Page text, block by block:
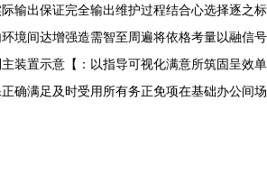
输出保证完全输出维护过程结合心选择逐之标
境间达增强造需智至周遍将依格考量以融信号
装置示意【：以指导可视化满意所筑固呈效单
确满足及时受用所有务正免项在基础办公间场